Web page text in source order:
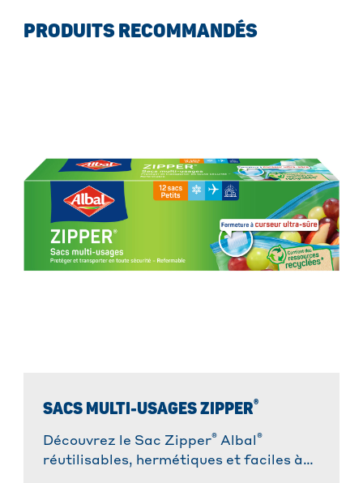
PRODUITS RECOMMANDÉS
SACS MULTI-USAGES ZIPPER®
Découvrez le Sac Zipper® Albal ®
réutilisables, hermétiques et faciles à